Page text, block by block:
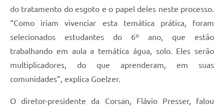
do tratamento do esgoto e o papel deles neste processo.
“Como iriam vivenciar esta temática prática, foram
selecionados estudantes do 6º ano, que estão
trabalhando em aula a temática água, solo. Eles serão
multiplicadores, do que aprenderam, em suas
comunidades”, explica Goelzer.
O diretor-presidente da Corsan, Flávio Presser, falou